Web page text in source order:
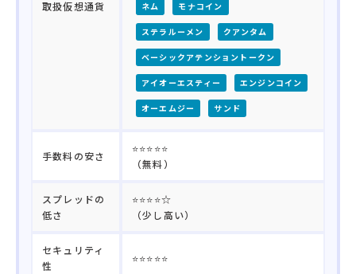
取扱仮想通貨 ネム モナコイン
ステラルーメン クアンタム
ベーシックアテンショントークン
アイオーエスティー エンジンコイン
オーエムジー サンド
手数料の安さ
⭐⭐⭐⭐⭐
（無料）
スプレッドの
低さ
⭐⭐⭐⭐☆
（少し高い）
セキュリティ
性
⭐⭐⭐⭐⭐